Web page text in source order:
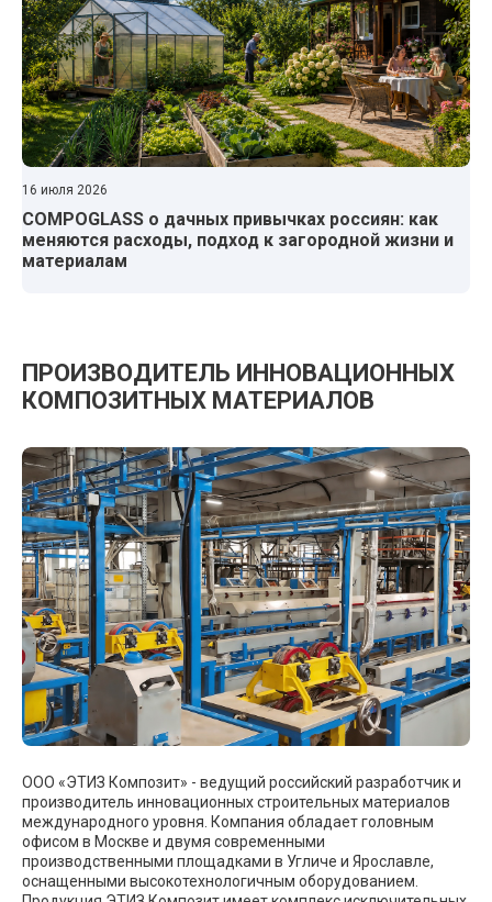
16 июля 2026
COMPOGLASS о дачных привычках россиян: как
меняются расходы, подход к загородной жизни и
материалам
ПРОИЗВОДИТЕЛЬ ИННОВАЦИОННЫХ
КОМПОЗИТНЫХ МАТЕРИАЛОВ
ООО «ЭТИЗ Композит» - ведущий российский разработчик и
производитель инновационных строительных материалов
международного уровня. Компания обладает головным
офисом в Москве и двумя современными
производственными площадками в Угличе и Ярославле,
оснащенными высокотехнологичным оборудованием.